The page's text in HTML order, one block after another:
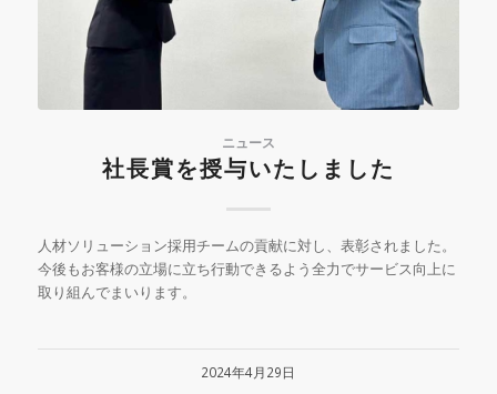
ニュース
社長賞を授与いたしました
人材ソリューション採用チームの貢献に対し、表彰されました。
今後もお客様の立場に立ち行動できるよう全力でサービス向上に
取り組んでまいります。
2024年4月29日